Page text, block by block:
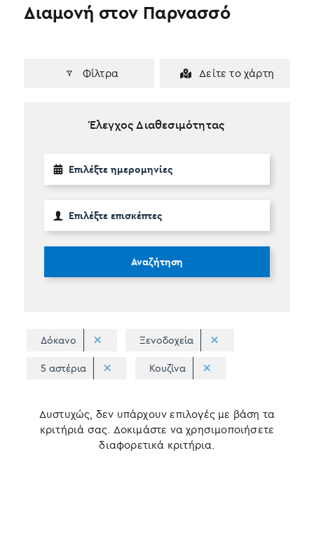
Φίλτρα Δείτε το χάρτη
Διαμονή στον Παρνασσό
Έλεγχος Διαθεσιμότητας
Αναζήτηση
Δόκανο Ξενοδοχεία
5 αστέρια Κουζίνα
Δυστυχώς, δεν υπάρχουν επιλογές με βάση τα
κριτήριά σας. Δοκιμάστε να χρησιμοποιήσετε
διαφορετικά κριτήρια.